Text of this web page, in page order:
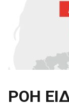
ΡΟΗ